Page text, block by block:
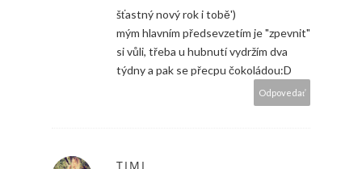
šťastný nový rok i tobě')
mým hlavním předsevzetím je "zpevnit"
si vůli, třeba u hubnutí vydržím dva
týdny a pak se přecpu čokoládou:D
Odpovedať
TIMI